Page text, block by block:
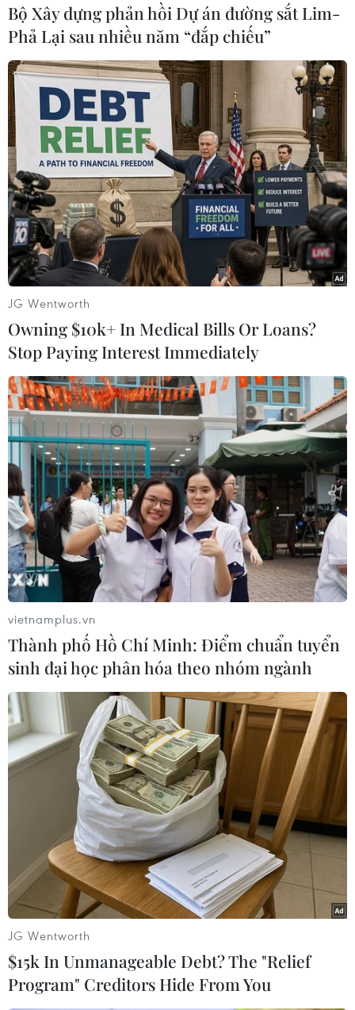
(Nhấp chuột vào ảnh để xem kích thước chuẩn)
Sau khi tiếp nhận bàn giao và đưa vào khai thác
thương mại, theo thống kê của Công ty Trách
nhiệm hữu hạn Một thành viên Đường sắt đô thị
Hà Nội (Metro Hà Nội), trong ngày đầu tiên
(6/11), đường sắt đô thị Cát Linh-Hà Đông đã có
25.680 người dân đi trải nghiệm tàu./.
Thanh Trà
#Infographics
#Đường sắt đô thị Hà Nội
#Đường sắt đô thị Cát Linh-Hà Đông
#Giá vé
TP. Hà Nội
Theo dõi VietnamPlus
TIN LIÊN QUAN
Bộ Xây dựng phản hồi Dự án đường sắt Lim-
Phả Lại sau nhiều năm “đắp chiếu”
JG Wentworth
Owning $10k+ In Medical Bills Or Loans?
Stop Paying Interest Immediately
vietnamplus.vn
Thành phố Hồ Chí Minh: Điểm chuẩn tuyển
sinh đại học phân hóa theo nhóm ngành
JG Wentworth
$15k In Unmanageable Debt? The "Relief
Program" Creditors Hide From You